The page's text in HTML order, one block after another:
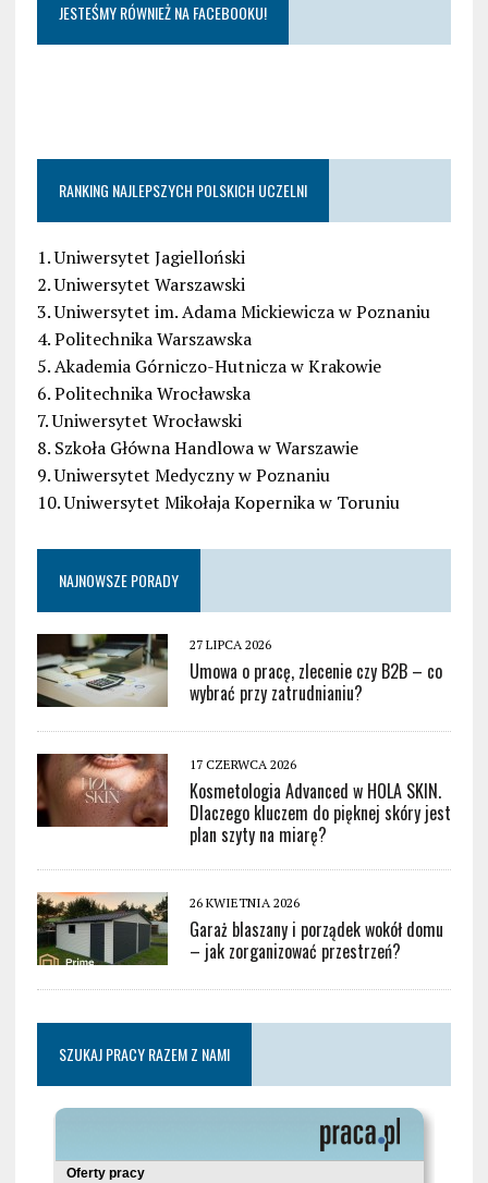
JESTEŚMY RÓWNIEŻ NA FACEBOOKU!
RANKING NAJLEPSZYCH POLSKICH UCZELNI
1. Uniwersytet Jagielloński
2. Uniwersytet Warszawski
3. Uniwersytet im. Adama Mickiewicza w Poznaniu
4. Politechnika Warszawska
5. Akademia Górniczo-Hutnicza w Krakowie
6. Politechnika Wrocławska
7. Uniwersytet Wrocławski
8. Szkoła Główna Handlowa w Warszawie
9. Uniwersytet Medyczny w Poznaniu
10. Uniwersytet Mikołaja Kopernika w Toruniu
NAJNOWSZE PORADY
27 LIPCA 2026
Umowa o pracę, zlecenie czy B2B – co
wybrać przy zatrudnianiu?
17 CZERWCA 2026
Kosmetologia Advanced w HOLA SKIN.
Dlaczego kluczem do pięknej skóry jest
plan szyty na miarę?
26 KWIETNIA 2026
Garaż blaszany i porządek wokół domu
– jak zorganizować przestrzeń?
SZUKAJ PRACY RAZEM Z NAMI